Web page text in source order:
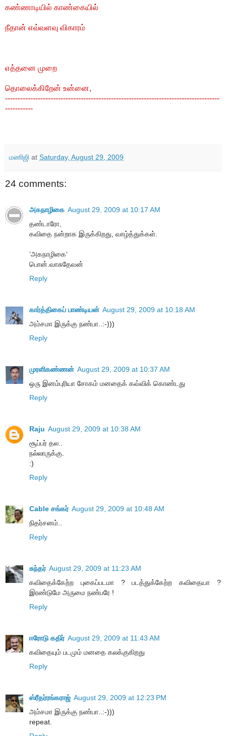
கண்ணாடியில் காண்கையில்
நீதான் எவ்வளவு விகாரம்
எத்தனை முறை
தொலைக்கிறேன் உன்னை,
-------------------------------------------------------------------------------------
-----------
மணிஜி at Saturday, August 29, 2009
24 comments:
அகநாழிகை August 29, 2009 at 10:17 AM
தண்டாரோ,
கவிதை நன்றாக இருக்கிறது, வாழ்த்துக்கள்.
‘அகநாழிகை‘
பொன்.வாசுதேவன்
Reply
கார்த்திகைப் பாண்டியன் August 29, 2009 at 10:18 AM
அம்சமா இருக்கு நண்பா..:-)))
Reply
முரளிகண்ணன் August 29, 2009 at 10:37 AM
ஒரு இனம்புரியா சோகம் மனதைக் கவ்விக் கொண்டது
Reply
Raju August 29, 2009 at 10:38 AM
சூப்பர் தல..
நல்லாருக்கு.
:)
Reply
Cable சங்கர் August 29, 2009 at 10:48 AM
நிதர்சனம்..
Reply
சுந்தர் August 29, 2009 at 11:23 AM
கவிதைக்கேற்ற புகைப்படமா ? படத்துக்கேற்ற கவிதையா ?
இரண்டுமே அருமை நண்பரே !
Reply
ஈரோடு கதிர் August 29, 2009 at 11:43 AM
கவிதையும் படமும் மனதை கலக்குகிறது
Reply
ஸ்ரீதர்ரங்கராஜ் August 29, 2009 at 12:23 PM
அம்சமா இருக்கு நண்பா..:-)))
repeat.